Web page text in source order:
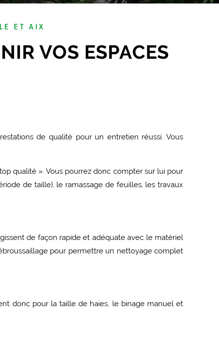
ET AIX
VOS ESPACES
de qualité pour un entretien réussi. Vous
qualité ». Vous pourrez donc compter sur lui pour
de taille), le ramassage de feuilles, les travaux
de façon rapide et adéquate avec le matériel
pour permettre un nettoyage complet
donc pour la taille de haies, le binage manuel et